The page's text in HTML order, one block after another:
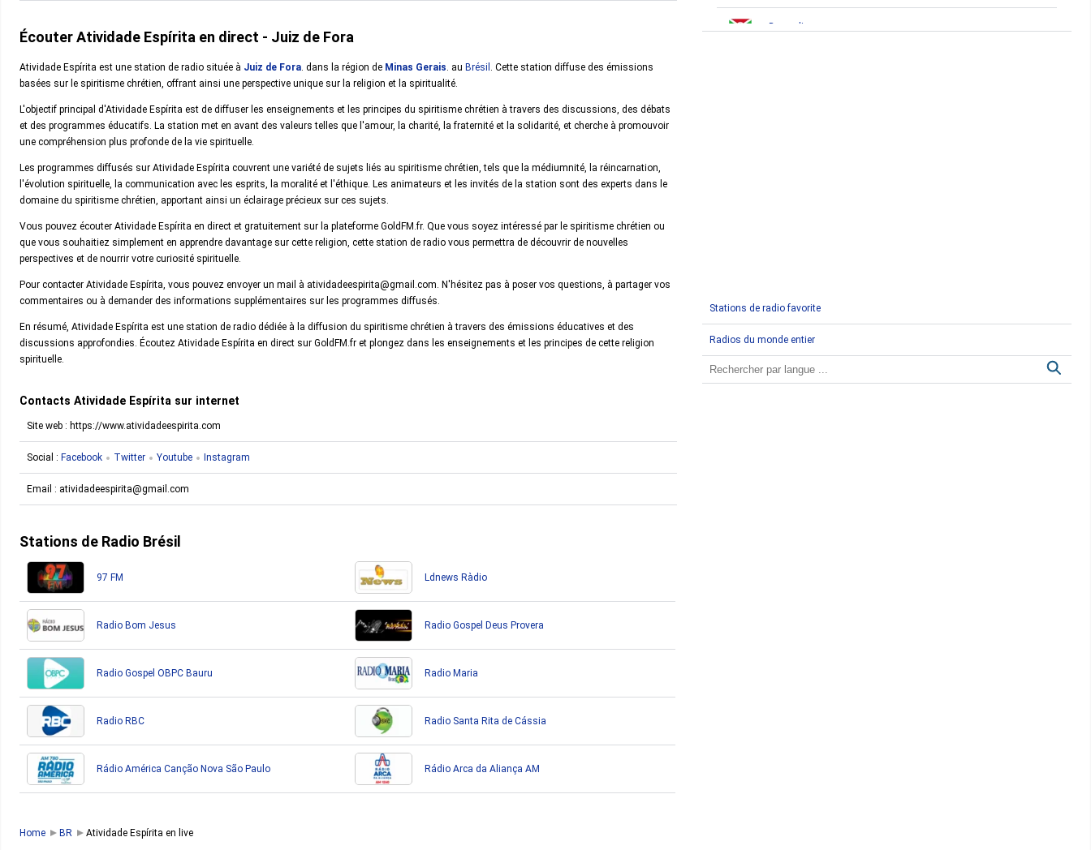
Écouter Atividade Espírita en direct - Juiz de Fora
Atividade Espírita est une station de radio située à Juiz de Fora. dans la région de Minas Gerais. au Brésil . Cette station diffuse des émissions
basées sur le spiritisme chrétien, offrant ainsi une perspective unique sur la religion et la spiritualité.
L'objectif principal d'Atividade Espírita est de diffuser les enseignements et les principes du spiritisme chrétien à travers des discussions, des débats
et des programmes éducatifs. La station met en avant des valeurs telles que l'amour, la charité, la fraternité et la solidarité, et cherche à promouvoir
une compréhension plus profonde de la vie spirituelle.
Les programmes diffusés sur Atividade Espírita couvrent une variété de sujets liés au spiritisme chrétien, tels que la médiumnité, la réincarnation,
l'évolution spirituelle, la communication avec les esprits, la moralité et l'éthique. Les animateurs et les invités de la station sont des experts dans le
domaine du spiritisme chrétien, apportant ainsi un éclairage précieux sur ces sujets.
Vous pouvez écouter Atividade Espírita en direct et gratuitement sur la plateforme GoldFM.fr. Que vous soyez intéressé par le spiritisme chrétien ou
que vous souhaitiez simplement en apprendre davantage sur cette religion, cette station de radio vous permettra de découvrir de nouvelles
perspectives et de nourrir votre curiosité spirituelle.
Pour contacter Atividade Espírita, vous pouvez envoyer un mail à atividadeespirita@gmail.com. N'hésitez pas à poser vos questions, à partager vos
commentaires ou à demander des informations supplémentaires sur les programmes diffusés.
En résumé, Atividade Espírita est une station de radio dédiée à la diffusion du spiritisme chrétien à travers des émissions éducatives et des
discussions approfondies. Écoutez Atividade Espírita en direct sur GoldFM.fr et plongez dans les enseignements et les principes de cette religion
spirituelle.
Contacts Atividade Espírita sur internet
Site web : https://www.atividadeespirita.com
Social : Facebook Twitter Youtube Instagram
Email : atividadeespirita@gmail.com
Stations de Radio Brésil
97 FM Ldnews Ràdio
Radio Bom Jesus Radio Gospel Deus Provera
Radio Gospel OBPC Bauru Radio Maria
Radio RBC Radio Santa Rita de Cássia
Rádio América Canção Nova São Paulo Rádio Arca da Aliança AM
Burundi
Egypte
Stations de radio favorite
Radios du monde entier
Home BR Atividade Espírita en live